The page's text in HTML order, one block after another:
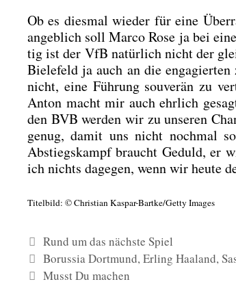
Ob es dies­mal wie­der für eine
angeb­lich soll Mar­co Rose ja bei
tig ist der VfB natür­lich nicht der
Bie­le­feld ja auch an die
nicht, eine Füh­rung sou­ve­rän zu
Anton macht mir auch ehr­lich
den BVB wer­den wir zu unse­ren
genug, damit uns nicht noch­mal
Abstiegs­kampf braucht Geduld, er
ich nichts dage­gen, wenn wir heu­te
Titel­bild: © Chris­ti­an Kas­par-Bart­ke/­Get­ty Images
Kategorien
Rund um das nächste Spiel
Schlagwörter
Borussia Dortmund,Erling Haaland,
Musst Du machen